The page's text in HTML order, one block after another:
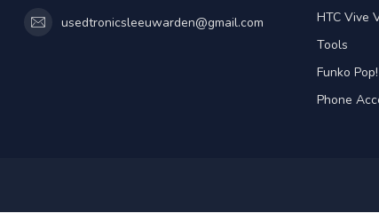
usedtronicsleeuwarden@gmail.com
HTC Vive
Tools
Funko Pop!
Phone